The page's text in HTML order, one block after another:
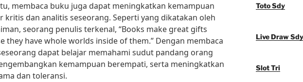
membaca buku juga dapat meningkatkan kemampuan
kritis dan analitis seseorang. Seperti yang dikatakan oleh
seorang penulis terkenal, “Books make great gifts
they have whole worlds inside of them.” Dengan membaca
dapat belajar memahami sudut pandang orang
kemampuan berempati, serta meningkatkan
dan toleransi.
Toto Sdy
Live Draw Sdy
Slot Tri